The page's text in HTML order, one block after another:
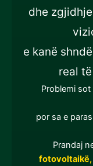
dhe
e kanë
real
Problemi
por sa e
Prandaj
fotovoltaikë,